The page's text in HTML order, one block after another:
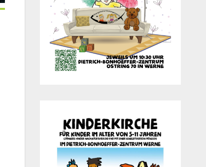
Out­look Live